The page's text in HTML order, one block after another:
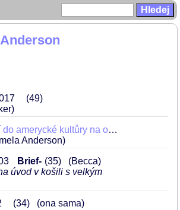
49
Borat: Nakoukání do amerycké kultůry na obědnávku slavnoj kazašskoj národu
Anderson)
Brief- 35
(Becca)
úvod v košili s velkým
34 (ona sama)